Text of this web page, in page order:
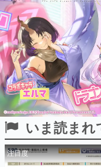
電ファミのいま読まれ
アプリセール情報
インタビュー
連載・特
殿堂入
SNS拡散
ど。多く
事をまと
いま読まれ
注目度